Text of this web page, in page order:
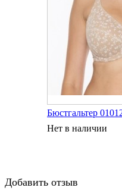
Бюстгальтер
Нет в наличии
Добавить отзыв